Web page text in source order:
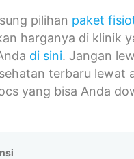
pilihan paket
harganya di klinik
di sini. Jangan
terbaru lewat
yang bisa Anda